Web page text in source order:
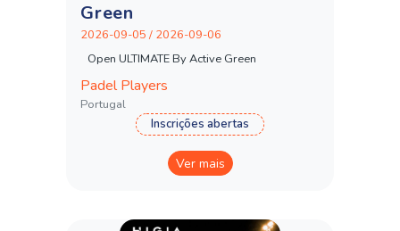
Green
2026-09-05 / 2026-09-06
Open ULTIMATE By Active Green
Padel Players
Portugal
Inscrições abertas
Ver mais